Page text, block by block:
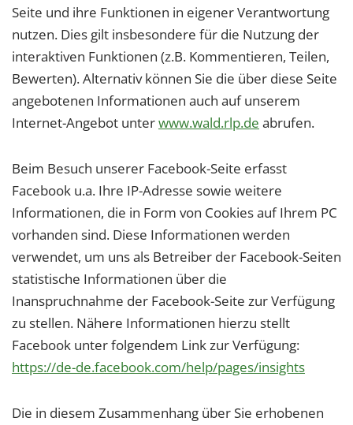
Seite und ihre Funktionen in eigener Verantwortung
nutzen. Dies gilt insbesondere für die Nutzung der
interaktiven Funktionen (z.B. Kommentieren, Teilen,
Bewerten). Alternativ können Sie die über diese Seite
angebotenen Informationen auch auf unserem
Internet-Angebot unterwww.wald.rlp.de abrufen.
Beim Besuch unserer Facebook-Seite erfasst
Facebook u.a. Ihre IP-Adresse sowie weitere
Informationen, die in Form von Cookies auf Ihrem PC
vorhanden sind. Diese Informationen werden
verwendet, um uns als Betreiber der Facebook-Seiten
statistische Informationen über die
Inanspruchnahme der Facebook-Seite zur Verfügung
zu stellen. Nähere Informationen hierzu stellt
Facebook unter folgendem Link zur Verfügung:
https://de-de.facebook.com/help/pages/insights
Die in diesem Zusammenhang über Sie erhobenen
Einverständnis-Cookie
Name:
cookie_consent
Zweck:
Dieser Cookie speichert die ausgewählten
Einverständnis-Optionen des Benutzers
1 Jahr
EXTERNE MEDIEN
Um Inhalte von Videoplattformen und Social Media
Plattformen anzeigen zu können, werden von
diesen externen Medien Cookies gesetzt.
YouTube